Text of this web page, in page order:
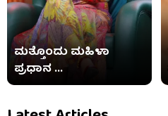
ಮತ್ತೊಂದು ಮಹಿಳಾ
ಪ್ರಧಾನ ...